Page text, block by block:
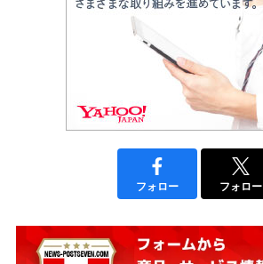
フォロー フォロー